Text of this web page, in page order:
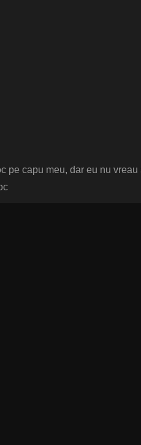
pe capu meu, dar eu nu